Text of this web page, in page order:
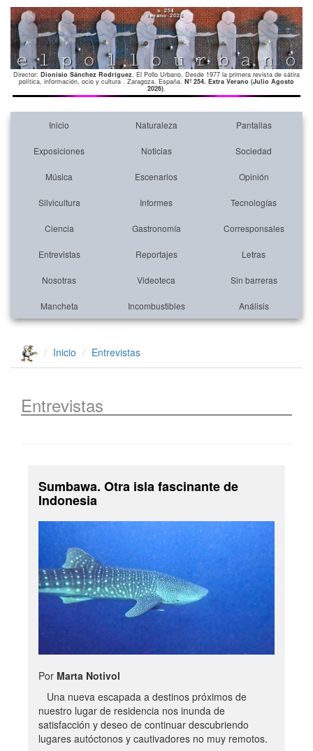
Director: Dionisio Sánchez Rodríguez. El Pollo Urbano. Desde 1977 la primera revista de sátira
política, información, ocio y cultura . Zaragoza. España. Nº 254. Extra Verano (Julio Agosto
2026).
Inicio Naturaleza Pantallas
Exposiciones Noticias Sociedad
Música Escenarios Opinión
Silvicultura Informes Tecnologías
Ciencia Gastronomía Corresponsales
Entrevistas Reportajes Letras
Nosotras Videoteca Sin barreras
Mancheta Incombustibles Análisis
Inicio Entrevistas
Entrevistas
Sumbawa. Otra isla fascinante de
Indonesia
Por Marta Notivol
Una nueva escapada a destinos próximos de
nuestro lugar de residencia nos inunda de
satisfacción y deseo de continuar descubriendo
lugares autóctonos y cautivadores no muy remotos.